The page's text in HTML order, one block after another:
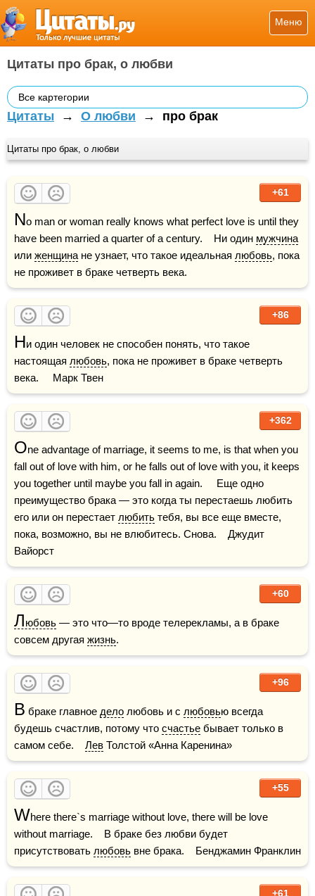
Меню
Цитаты про брак, о любви
Все картегории
Цитаты → О любви → про брак
Цитаты про брак, о любви
+61
No man or woman really knows what perfect love is until they
have been married a quarter of a century.    Ни один мужчина
или женщина не узнает, что такое идеальная любовь, пока
не проживет в браке четверть века.
+86
Ни один человек не способен понять, что такое
настоящая любовь, пока не проживет в браке четверть
века.     Марк Твен
+362
One advantage of marriage, it seems to me, is that when you
fall out of love with him, or he falls out of love with you, it keeps
you together until maybe you fall in again.     Еще одно
преимущество брака — это когда ты перестаешь любить
его или он перестает любить тебя, вы все еще вместе,
пока, возможно, вы не влюбитесь. Снова.    Джудит
Вайорст
+60
Любовь — это что—то вроде телерекламы, а в браке
совсем другая жизнь.
+96
В браке главное дело любовь и с любовью всегда
будешь счастлив, потому что счастье бывает только в
самом себе. Лев Толстой «Анна Каренина»
+55
Where there`s marriage without love, there will be love
without marriage.    В браке без любви будет
присутствовать любовь вне брака.    Бенджамин Франклин
+61